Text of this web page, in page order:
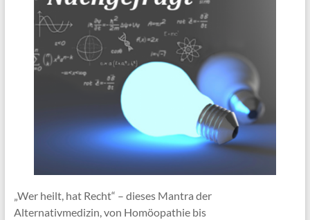
„Wer heilt, hat Recht“ – dieses Mantra der
Alternativmedizin, von Homöopathie bis